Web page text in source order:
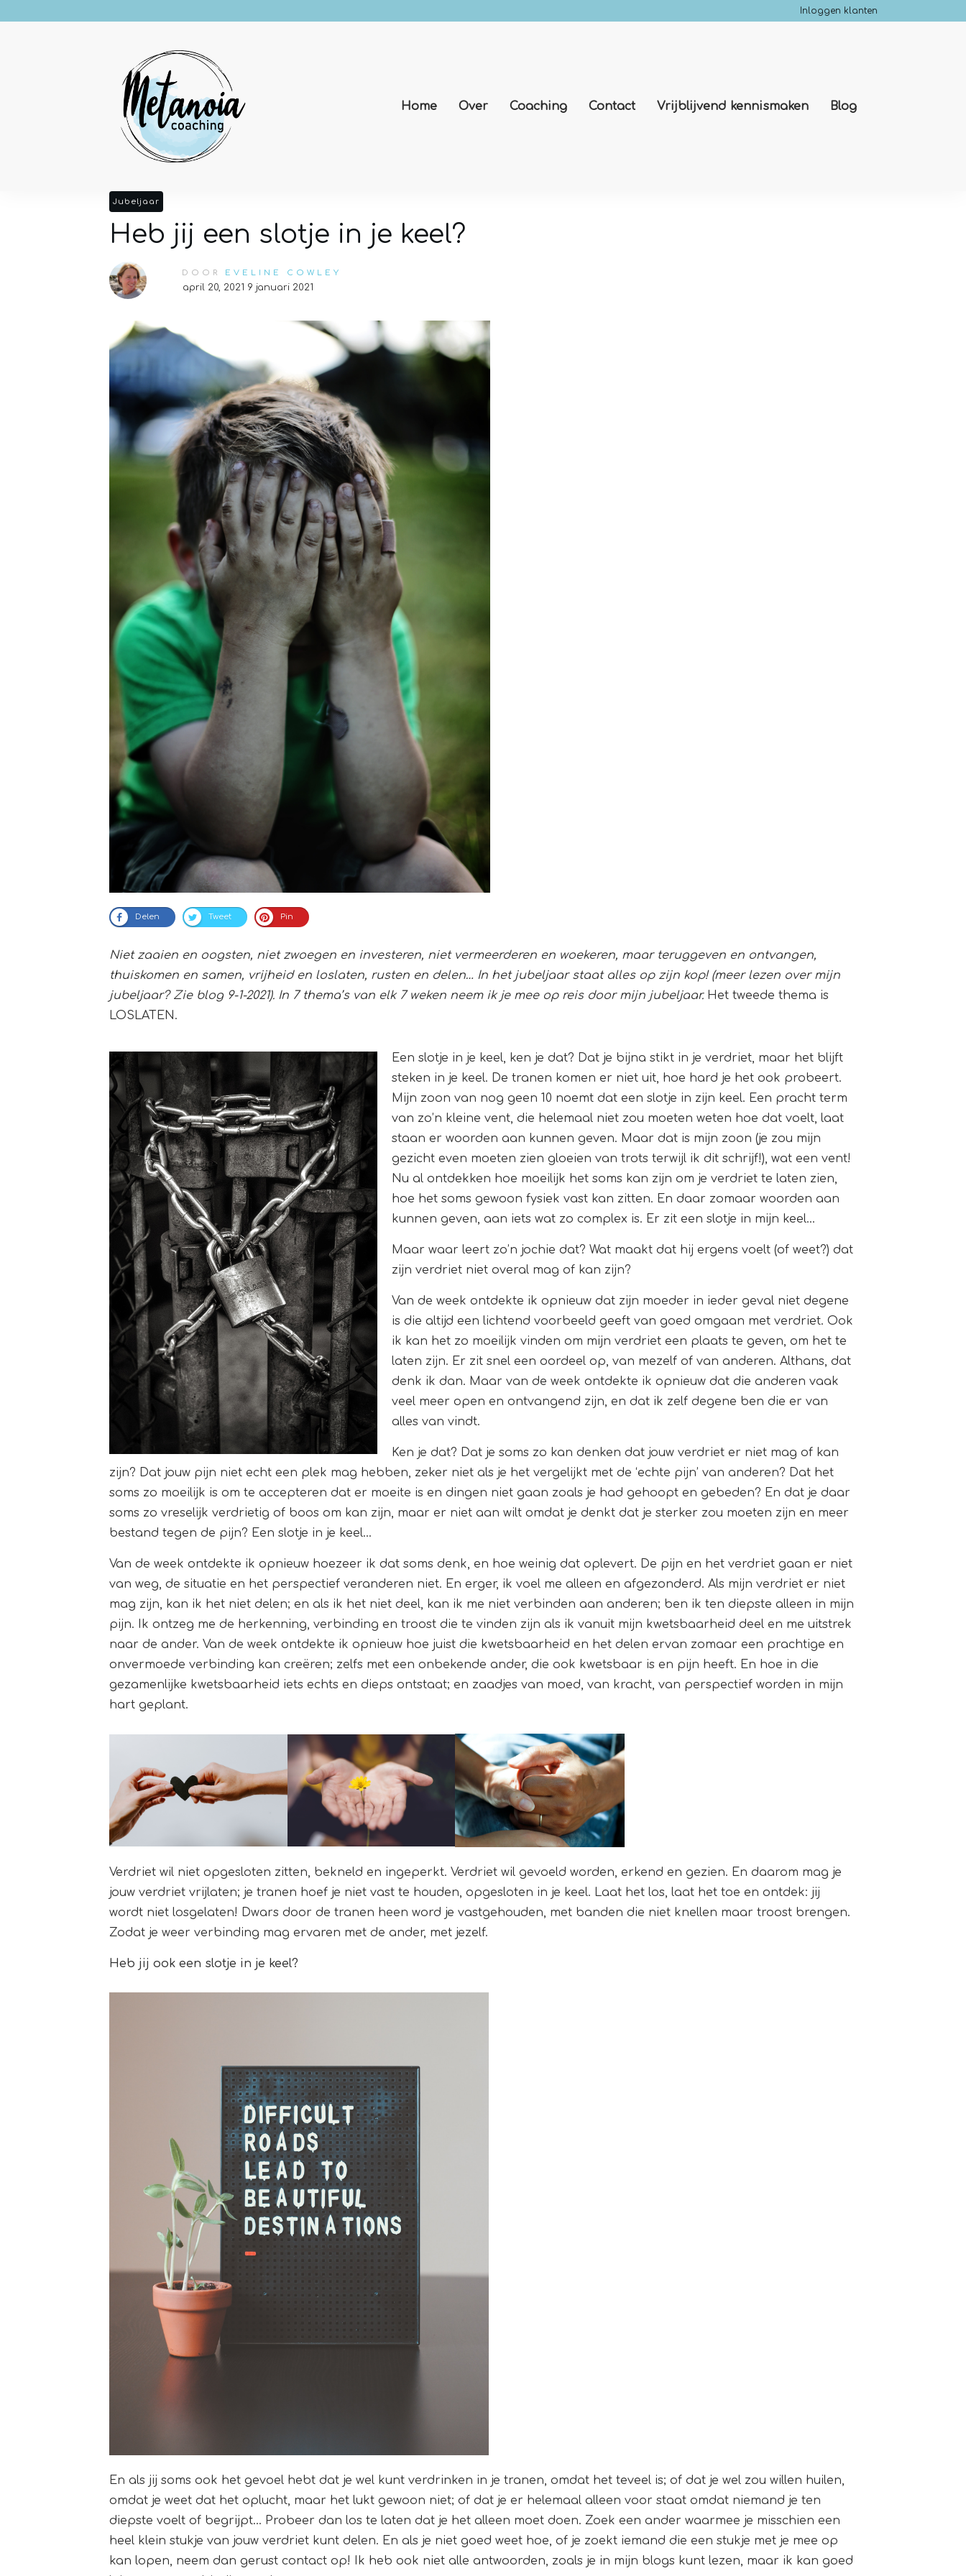
Inloggen klanten
Home Over Coaching Contact Vrijblijvend kennismaken Blog
Jubeljaar
Heb jij een slotje in je keel?
DOOR EVELINE COWLEY
april 20, 2021 9 januari 2021
Delen Tweet Pin
Niet zaaien en oogsten, niet zwoegen en investeren, niet vermeerderen en woekeren, maar teruggeven en ontvangen,
thuiskomen en samen, vrijheid en loslaten, rusten en delen… In het jubeljaar staat alles op zijn kop! (meer lezen over mijn
jubeljaar? Zie blog 9-1-2021). In 7 thema’s van elk 7 weken neem ik je mee op reis door mijn jubeljaar.Het tweede thema is
LOSLATEN.
Een slotje in je keel, ken je dat? Dat je bijna stikt in je verdriet, maar het blijft
steken in je keel. De tranen komen er niet uit, hoe hard je het ook probeert.
Mijn zoon van nog geen 10 noemt dat een slotje in zijn keel. Een pracht term
van zo’n kleine vent, die helemaal niet zou moeten weten hoe dat voelt, laat
staan er woorden aan kunnen geven. Maar dat is mijn zoon (je zou mijn
gezicht even moeten zien gloeien van trots terwijl ik dit schrijf!), wat een vent!
Nu al ontdekken hoe moeilijk het soms kan zijn om je verdriet te laten zien,
hoe het soms gewoon fysiek vast kan zitten. En daar zomaar woorden aan
kunnen geven, aan iets wat zo complex is. Er zit een slotje in mijn keel…
Maar waar leert zo’n jochie dat? Wat maakt dat hij ergens voelt (of weet?) dat
zijn verdriet niet overal mag of kan zijn?
Van de week ontdekte ik opnieuw dat zijn moeder in ieder geval niet degene
is die altijd een lichtend voorbeeld geeft van goed omgaan met verdriet. Ook
ik kan het zo moeilijk vinden om mijn verdriet een plaats te geven, om het te
laten zijn. Er zit snel een oordeel op, van mezelf of van anderen. Althans, dat
denk ik dan. Maar van de week ontdekte ik opnieuw dat die anderen vaak
veel meer open en ontvangend zijn, en dat ik zelf degene ben die er van
alles van vindt.
Ken je dat? Dat je soms zo kan denken dat jouw verdriet er niet mag of kan
zijn? Dat jouw pijn niet echt een plek mag hebben, zeker niet als je het vergelijkt met de ‘echte pijn’ van anderen? Dat het
soms zo moeilijk is om te accepteren dat er moeite is en dingen niet gaan zoals je had gehoopt en gebeden? En dat je daar
soms zo vreselijk verdrietig of boos om kan zijn, maar er niet aan wilt omdat je denkt dat je sterker zou moeten zijn en meer
bestand tegen de pijn? Een slotje in je keel…
Van de week ontdekte ik opnieuw hoezeer ik dat soms denk, en hoe weinig dat oplevert. De pijn en het verdriet gaan er niet
van weg, de situatie en het perspectief veranderen niet. En erger, ik voel me alleen en afgezonderd. Als mijn verdriet er niet
mag zijn, kan ik het niet delen; en als ik het niet deel, kan ik me niet verbinden aan anderen; ben ik ten diepste alleen in mijn
pijn. Ik ontzeg me de herkenning, verbinding en troost die te vinden zijn als ik vanuit mijn kwetsbaarheid deel en me uitstrek
naar de ander. Van de week ontdekte ik opnieuw hoe juist die kwetsbaarheid en het delen ervan zomaar een prachtige en
onvermoede verbinding kan creëren; zelfs met een onbekende ander, die ook kwetsbaar is en pijn heeft. En hoe in die
gezamenlijke kwetsbaarheid iets echts en dieps ontstaat; en zaadjes van moed, van kracht, van perspectief worden in mijn
hart geplant.
Verdriet wil niet opgesloten zitten, bekneld en ingeperkt. Verdriet wil gevoeld worden, erkend en gezien. En daarom mag je
jouw verdriet vrijlaten; je tranen hoef je niet vast te houden, opgesloten in je keel. Laat het los, laat het toe en ontdek: jij
wordt niet losgelaten! Dwars door de tranen heen word je vastgehouden, met banden die niet knellen maar troost brengen.
Zodat je weer verbinding mag ervaren met de ander, met jezelf.
Heb jij ook een slotje in je keel?
En als jij soms ook het gevoel hebt dat je wel kunt verdrinken in je tranen, omdat het teveel is; of dat je wel zou willen huilen,
omdat je weet dat het oplucht, maar het lukt gewoon niet; of dat je er helemaal alleen voor staat omdat niemand je ten
diepste voelt of begrijpt… Probeer dan los te laten dat je het alleen moet doen. Zoek een ander waarmee je misschien een
heel klein stukje van jouw verdriet kunt delen. En als je niet goed weet hoe, of je zoekt iemand die een stukje met je mee op
kan lopen, neem dan gerust contact op! Ik heb ook niet alle antwoorden, zoals je in mijn blogs kunt lezen, maar ik kan goed